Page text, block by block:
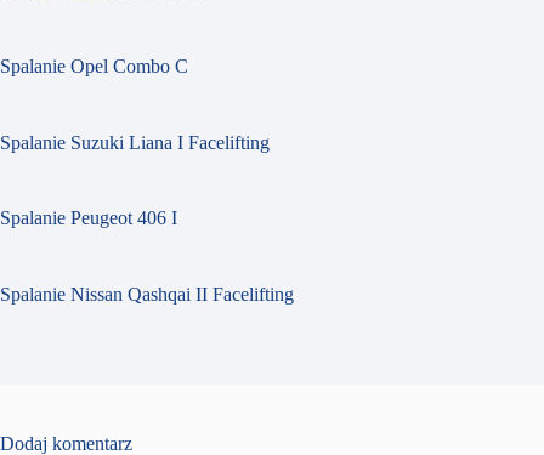
Spalanie Opel Combo C
Spalanie Suzuki Liana I Facelifting
Spalanie Peugeot 406 I
Spalanie Nissan Qashqai II Facelifting
Dodaj komentarz